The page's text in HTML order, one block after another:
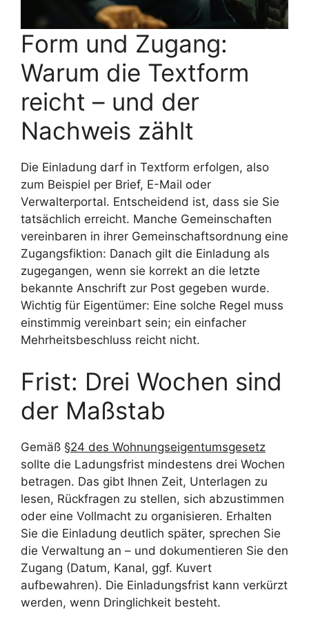
Form und Zugang:
Warum die Textform
reicht – und der
Nachweis zählt
Die Einladung darf in Textform erfolgen, also
zum Beispiel per Brief, E-Mail oder
Verwalterportal. Entscheidend ist, dass sie Sie
tatsächlich erreicht. Manche Gemeinschaften
vereinbaren in ihrer Gemeinschaftsordnung eine
Zugangsfiktion: Danach gilt die Einladung als
zugegangen, wenn sie korrekt an die letzte
bekannte Anschrift zur Post gegeben wurde.
Wichtig für Eigentümer: Eine solche Regel muss
einstimmig vereinbart sein; ein einfacher
Mehrheitsbeschluss reicht nicht.
Frist: Drei Wochen sind
der Maßstab
Gemäß §24 des Wohnungseigentumsgesetz
sollte die Ladungsfrist mindestens drei Wochen
betragen. Das gibt Ihnen Zeit, Unterlagen zu
lesen, Rückfragen zu stellen, sich abzustimmen
oder eine Vollmacht zu organisieren. Erhalten
Sie die Einladung deutlich später, sprechen Sie
die Verwaltung an – und dokumentieren Sie den
Zugang (Datum, Kanal, ggf. Kuvert
aufbewahren). Die Einladungsfrist kann verkürzt
werden, wenn Dringlichkeit besteht.